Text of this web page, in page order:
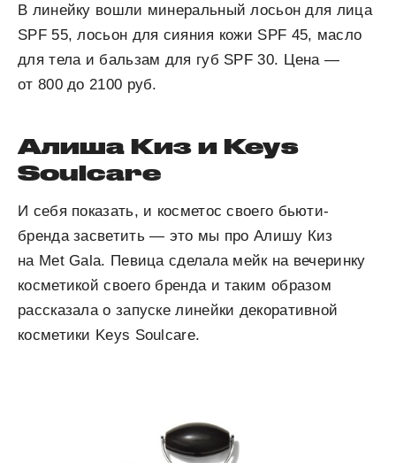
В линейку вошли минеральный лосьон для лица
SPF 55, лосьон для сияния кожи SPF 45, масло
для тела и бальзам для губ SPF 30. Цена —
от 800 до 2100 руб.
Алиша Киз и Keys
Soulcare
И себя показать, и косметос своего бьюти-
бренда засветить — это мы про Алишу Киз
на Met Gala. Певица сделала мейк на вечеринку
косметикой своего бренда и таким образом
рассказала о запуске линейки декоративной
косметики Keys Soulcare.